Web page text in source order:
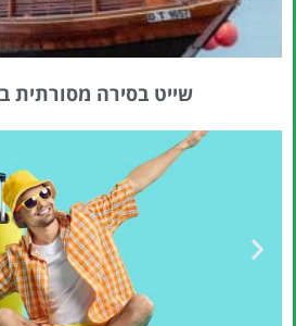
שייט בסירה מסורתית